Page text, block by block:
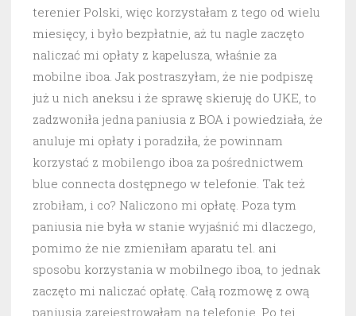
terenier Polski, więc korzystałam z tego od wielu
miesięcy, i było bezpłatnie, aż tu nagle zaczęto
naliczać mi opłaty z kapelusza, właśnie za
mobilne iboa. Jak postraszyłam, że nie podpiszę
już u nich aneksu i że sprawę skieruję do UKE, to
zadzwoniła jedna paniusia z BOA i powiedziała, że
anuluje mi opłaty i poradziła, że powinnam
korzystać z mobilengo iboa za pośrednictwem
blue connecta dostępnego w telefonie. Tak też
zrobiłam, i co? Naliczono mi opłatę. Poza tym
paniusia nie była w stanie wyjaśnić mi dlaczego,
pomimo że nie zmieniłam aparatu tel. ani
sposobu korzystania w mobilnego iboa, to jednak
zaczęto mi naliczać opłatę. Całą rozmowę z ową
paniusią zarejestrowałam na telefonie. Po tej